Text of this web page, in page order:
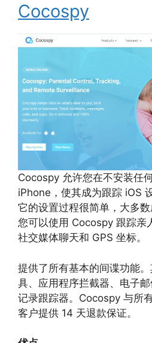
Cocospy
Cocospy 允许您在不安装任
iPhone，使其成为跟踪 iOS
它的设置过程很简单，大多数
您可以使用 Cocospy 跟踪亲
社交媒体聊天和 GPS 坐标。
提供了所有基本的间谍功能
具、应用程序拦截器、电子
记录跟踪器。Cocospy 与所
客户提供 14 天退款保证。